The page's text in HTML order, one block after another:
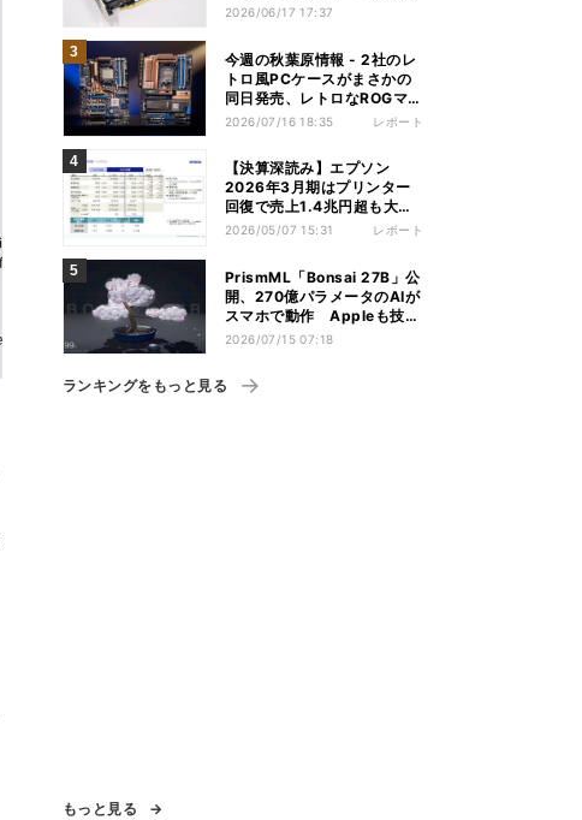
対応
2026/06/17 17:37
今週の秋葉原情報 - 2社のレ
トロ風PCケースがまさかの
同日発売、レトロなROGマザ
ーも登場
2026/07/16 18:35 レポート
【決算深読み】エプソン
2026年3月期はプリンター
回復で売上1.4兆円超も大幅
減益、今期は増収増益見込む
2026/05/07 15:31 レポート
PrismML「Bonsai 27B」公
開、270億パラメータのAIが
スマホで動作 Appleも技術
を評価
2026/07/15 07:18
ランキングをもっと見る
もっと見る